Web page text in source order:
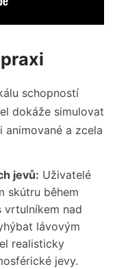
schopností
dokáže simulovat
a zcela
jevů: Uživatelé
skútru během
vrtulníkem nad
lávovým
realisticky
jevy.